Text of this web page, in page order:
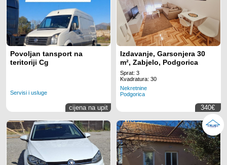
Povoljan tansport na
teritoriji Cg
Servisi i usluge
cijena na upit
Izdavanje, Garsonjera 30
m², Zabjelo, Podgorica
Sprat: 3
Kvadratura: 30
Nekretnine
Podgorica
340€